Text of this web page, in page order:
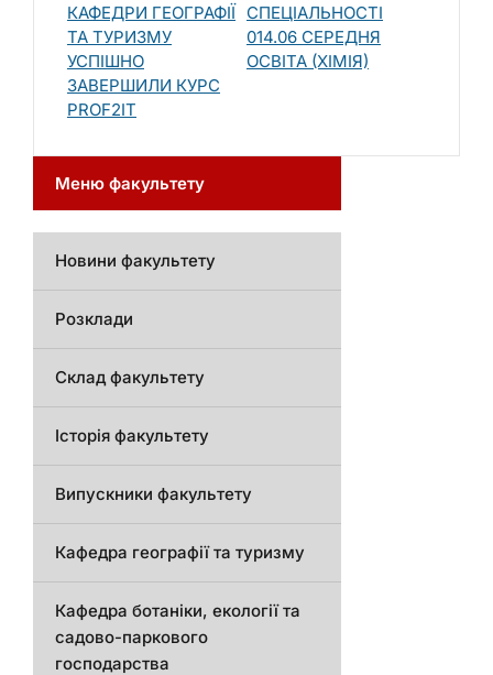
КАФЕДРИ ГЕОГРАФІЇ
ТА ТУРИЗМУ
УСПІШНО
ЗАВЕРШИЛИ КУРС
PROF2IT
СПЕЦІАЛЬНОСТІ
014.06 СЕРЕДНЯ
ОСВІТА (ХІМІЯ)
Меню факультету
Новини факультету
Розклади
Склад факультету
Історія факультету
Випускники факультету
Кафедра географії та туризму
Кафедра ботаніки, екології та
садово-паркового
господарства